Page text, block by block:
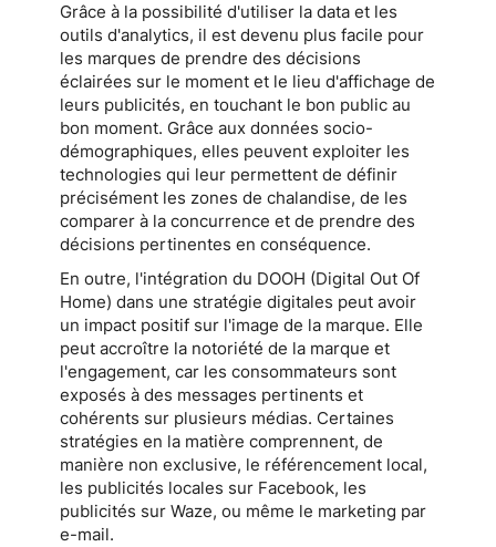
Grâce à la possibilité d'utiliser la data et les
outils d'analytics, il est devenu plus facile pour
les marques de prendre des décisions
éclairées sur le moment et le lieu d'affichage de
leurs publicités, en touchant le bon public au
bon moment. Grâce aux données socio-
démographiques, elles peuvent exploiter les
technologies qui leur permettent de définir
précisément les zones de chalandise, de les
comparer à la concurrence et de prendre des
décisions pertinentes en conséquence.
En outre, l'intégration du DOOH (Digital Out Of
Home) dans une stratégie digitales peut avoir
un impact positif sur l'image de la marque. Elle
peut accroître la notoriété de la marque et
l'engagement, car les consommateurs sont
exposés à des messages pertinents et
cohérents sur plusieurs médias. Certaines
stratégies en la matière comprennent, de
manière non exclusive, le référencement local,
les publicités locales sur Facebook, les
publicités sur Waze, ou même le marketing par
e-mail.